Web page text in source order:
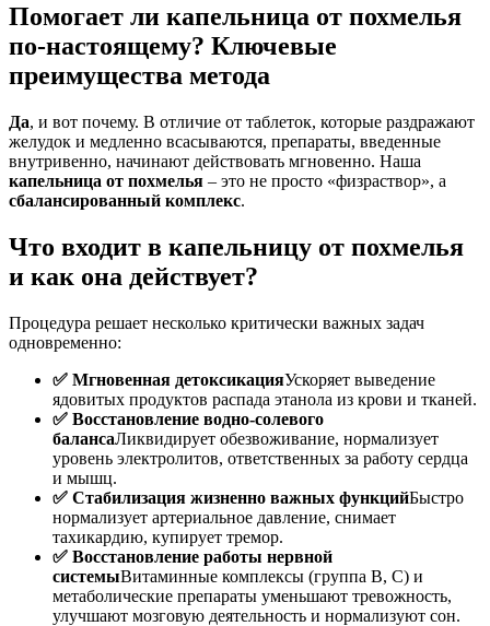
Помогает ли капельница от похмелья
по-настоящему? Ключевые
преимущества метода
Да, и вот почему. В отличие от таблеток, которые раздражают
желудок и медленно всасываются, препараты, введенные
внутривенно, начинают действовать мгновенно. Наша
капельница от похмелья – это не просто «физраствор», а
сбалансированный комплекс.
Что входит в капельницу от похмелья
и как она действует?
Процедура решает несколько критически важных задач
одновременно:
✅ Мгновенная детоксикацияУскоряет выведение
ядовитых продуктов распада этанола из крови и тканей.
✅ Восстановление водно-солевого
балансаЛиквидирует обезвоживание, нормализует
уровень электролитов, ответственных за работу сердца
и мышц.
✅ Стабилизация жизненно важных функцийБыстро
нормализует артериальное давление, снимает
тахикардию, купирует тремор.
✅ Восстановление работы нервной
системыВитаминные комплексы (группа B, C) и
метаболические препараты уменьшают тревожность,
улучшают мозговую деятельность и нормализуют сон.